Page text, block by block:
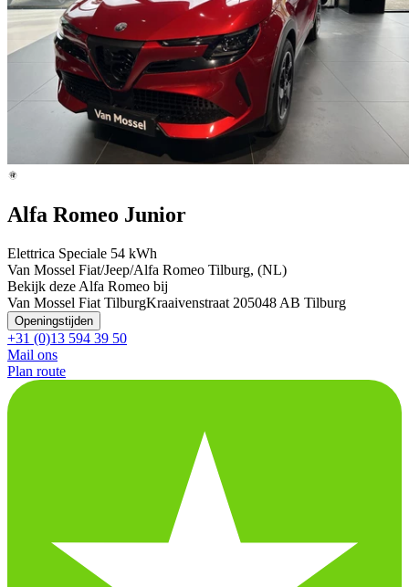
Alfa Romeo Junior
Elettrica Speciale 54 kWh
Van Mossel Fiat/Jeep/Alfa Romeo Tilburg, (NL)
Bekijk deze Alfa Romeo bij
Van Mossel Fiat TilburgKraaivenstraat 205048 AB Tilburg
Openingstijden
+31 (0)13 594 39 50
Mail ons
Plan route